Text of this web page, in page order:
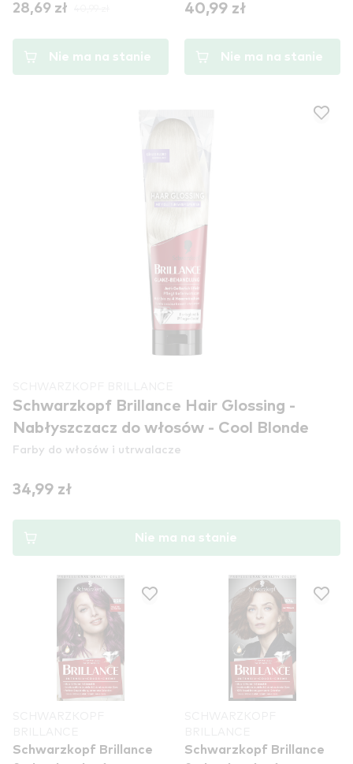
28,69 zł
Nie ma na stanie
40,99 zł
Nie ma na stanie
Schwarzkopf Brillance Hair Glossing -
Nabłyszczacz do włosów - Cool Blonde
Farby do włosów i utrwalacze
34,99 zł
Nie ma na stanie
Schwarzkopf Brillance
Schwarzkopf Brillance